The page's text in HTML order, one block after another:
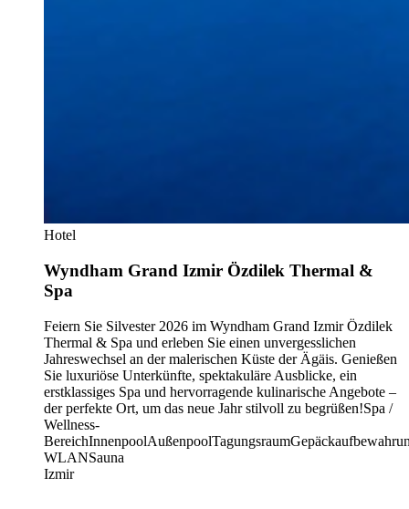
Hotel
Wyndham Grand Izmir Özdilek Thermal &
Spa
Feiern Sie Silvester 2026 im Wyndham Grand Izmir Özdilek
Thermal & Spa und erleben Sie einen unvergesslichen
Jahreswechsel an der malerischen Küste der Ägäis. Genießen
Sie luxuriöse Unterkünfte, spektakuläre Ausblicke, ein
erstklassiges Spa und hervorragende kulinarische Angebote –
der perfekte Ort, um das neue Jahr stilvoll zu begrüßen!Spa /
Wellness-
BereichInnenpoolAußenpoolTagungsraum
WLANSauna
Izmir